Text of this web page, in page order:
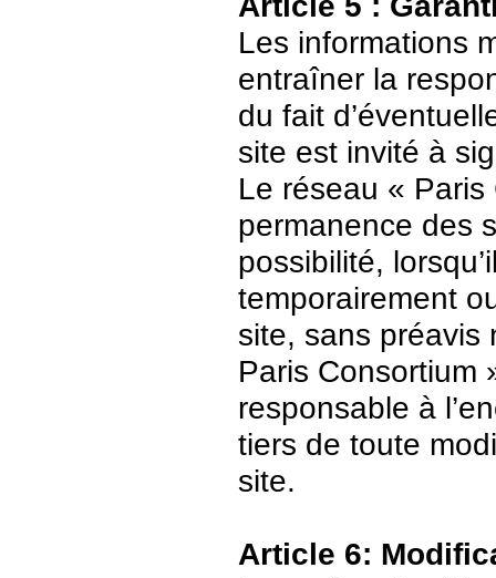
Les informations
entraîner la
du fait
site est invité à
Le réseau «
permanence des
possibilité,
temporairement
site, sans préavis
Paris Consortium
responsable à
tiers de toute
site.
Article 6: